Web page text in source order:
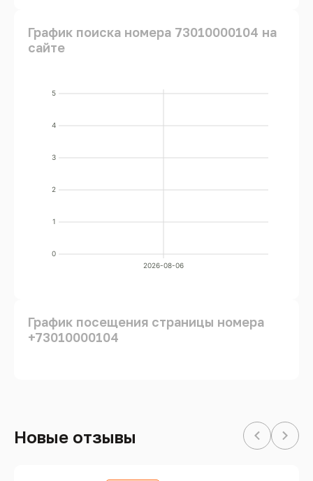
График поиска номера 73010000104 на
сайте
0
1
2
3
4
5
2026-08-06
График посещения страницы номера
+73010000104
Новые отзывы